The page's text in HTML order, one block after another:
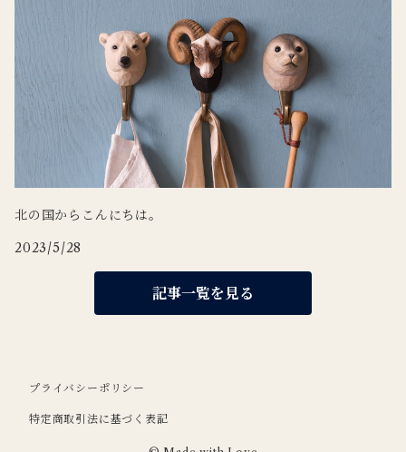
北の国からこんにちは。
2023/5/28
記事一覧を見る
プライバシーポリシー
特定商取引法に基づく表記